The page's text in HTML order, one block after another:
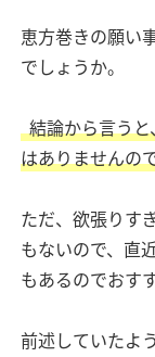
恵方巻きの願い
でしょうか。
結論から言う
はありませんの
ただ、欲張りす
もないので、直
もあるのでおす
前述していたよ